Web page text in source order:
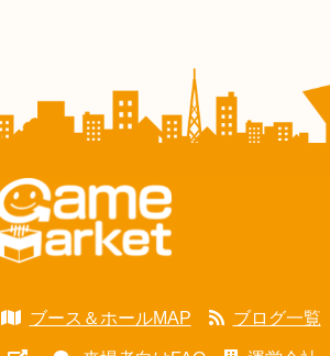
ブース＆ホールMAP ブログ一覧